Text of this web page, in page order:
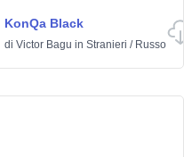
KonQa Black
di Victor Bagu in Stranieri / Russo